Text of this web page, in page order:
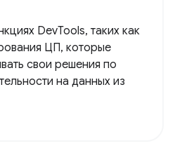
DevTools, таких как
ЦП, которые
свои решения по
на данных из